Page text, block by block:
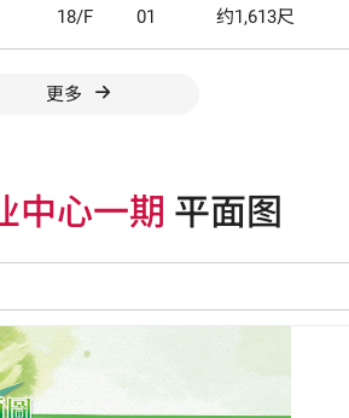
18/F 01 约1,613尺
更多
中心一期 平面图